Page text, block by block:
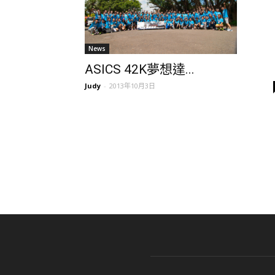
News
ASICS 42K夢想達...
Judy - 2013年10月3日